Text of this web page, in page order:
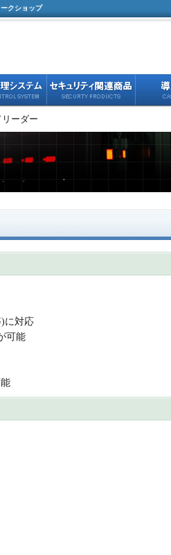
クショップ
ーダー
)に対応
可能